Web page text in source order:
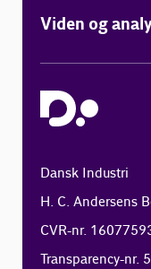
Viden og
Dansk Industri
H. C. Andersens
CVR-nr.
Transparency-nr.